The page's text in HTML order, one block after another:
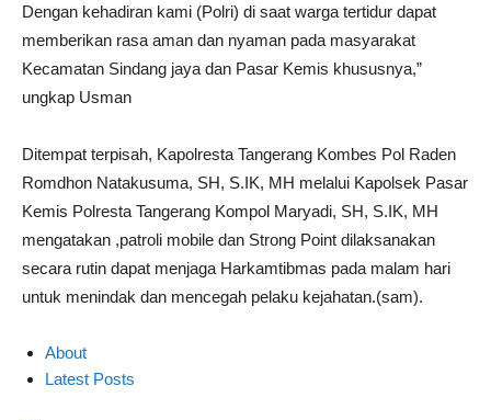
Dengan kehadiran kami (Polri) di saat warga tertidur dapat
memberikan rasa aman dan nyaman pada masyarakat
Kecamatan Sindang jaya dan Pasar Kemis khususnya,”
ungkap Usman
Ditempat terpisah, Kapolresta Tangerang Kombes Pol Raden
Romdhon Natakusuma, SH, S.IK, MH melalui Kapolsek Pasar
Kemis Polresta Tangerang Kompol Maryadi, SH, S.IK, MH
mengatakan ,patroli mobile dan Strong Point dilaksanakan
secara rutin dapat menjaga Harkamtibmas pada malam hari
untuk menindak dan mencegah pelaku kejahatan.(sam).
About
Latest Posts